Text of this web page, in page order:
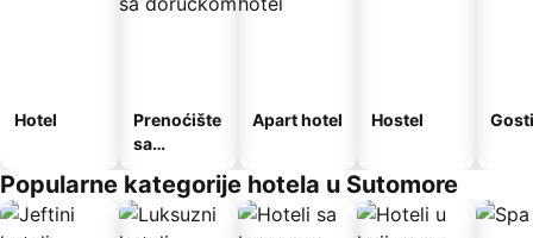
Hotel
Prenoćište
sa
Apart hotel Hostel
Popularne kategorije hotela u Sutomore